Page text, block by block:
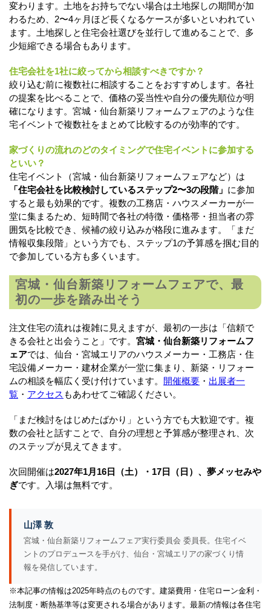
変わります。土地をお持ちでない場合は土地探しの期間が加
わるため、2〜4ヶ月ほど長くなるケースが多いといわれてい
ます。土地探しと住宅会社選びを並行して進めることで、多
少短縮できる場合もあります。
住宅会社を1社に絞ってから相談すべきですか？
絞り込む前に複数社に相談することをおすすめします。各社
の提案を比べることで、価格の妥当性や自分の優先順位が明
確になります。宮城・仙台新築リフォームフェアのような住
宅イベントで複数社をまとめて比較するのが効率的です。
家づくりの流れのどのタイミングで住宅イベントに参加する
といい？
住宅イベント（宮城・仙台新築リフォームフェアなど）は
「住宅会社を比較検討しているステップ2〜3の段階」 に参加
すると最も効果的です。複数の工務店・ハウスメーカーが一
堂に集まるため、短時間で各社の特徴・価格帯・担当者の雰
囲気を比較でき、候補の絞り込みが格段に進みます。「まだ
情報収集段階」という方でも、ステップ1の予算感を掴む目的
で参加している方も多くいます。
宮城・仙台新築リフォームフェアで、最
初の一歩を踏み出そう
注文住宅の流れは複雑に見えますが、最初の一歩は「信頼で
きる会社と出会うこと」です。 宮城・仙台新築リフォームフ
ェアでは、仙台・宮城エリアのハウスメーカー・工務店・住
宅設備メーカー・建材企業が一堂に集まり、新築・リフォー
ムの相談を幅広く受け付けています。 開催概要 ・ 出展者一
覧 ・ アクセス もあわせてご確認ください。
「まだ検討をはじめたばかり」という方でも大歓迎です。複
数の会社と話すことで、自分の理想と予算感が整理され、次
のステップが見えてきます。
次回開催は2027年1月16日（土）・17日（日）、夢メッセみや
ぎです。入場は無料です。
山澤 敦
宮城・仙台新築リフォームフェア実行委員会 委員長。住宅イベ
ントのプロデュースを手がけ、仙台・宮城エリアの家づくり情
報を発信しています。
※本記事の情報は2025年時点のものです。建築費用・住宅ローン金利・
法制度・断熱基準等は変更される場合があります。最新の情報は各住宅